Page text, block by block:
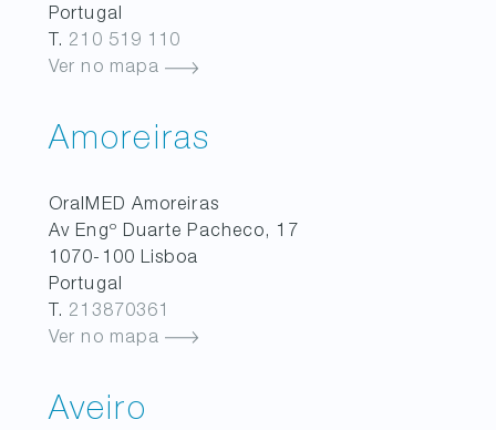
Portugal
T. 210 519 110
Ver no mapa
Amoreiras
OralMED Amoreiras
Av Engº Duarte Pacheco, 17
1070-100 Lisboa
Portugal
T. 213870361
Ver no mapa
Aveiro